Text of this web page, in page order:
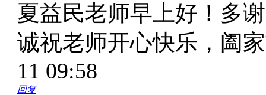
夏益民老师早上好！多
诚祝老师开心快乐，阖
11 09:58
回复